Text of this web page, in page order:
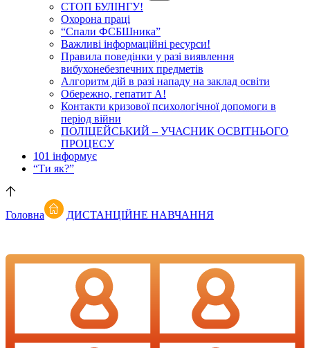
СТОП БУЛІНГУ!
Охорона праці
“Спали ФСБШника”
Важливі інформаційні ресурси!
Правила поведінки у разі виявлення
вибухонебезпечних предметів
Алгоритм дій в разі нападу на заклад освіти
Обережно, гепатит А!
Контакти кризової психологічної допомоги в
період війни
ПОЛІЦЕЙСЬКИЙ – УЧАСНИК ОСВІТНЬОГО
ПРОЦЕСУ
101 інформує
“Ти як?”
Головна ДИСТАНЦІЙНЕ НАВЧАННЯ